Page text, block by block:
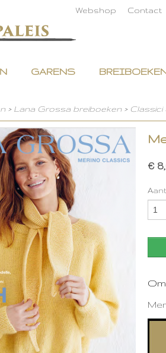
Webshop Contact
GARENS
> Lana Grossa breiboeken > Classici
€